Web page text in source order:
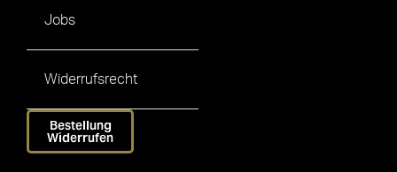
Jobs
Widerrufsrecht
Bestellung
Widerrufen